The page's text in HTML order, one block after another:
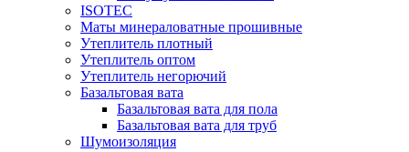
ISOTEC
Маты минераловатные прошивные
Утеплитель плотный
Утеплитель оптом
Утеплитель негорючий
Базальтовая вата
Базальтовая вата для пола
Базальтовая вата для труб
Шумоизоляция